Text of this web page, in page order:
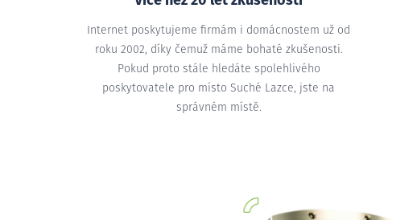
Internet poskytujeme firmám i domácnostem už od
roku 2002, díky čemuž máme bohaté zkušenosti.
Pokud proto stále hledáte spolehlivého
poskytovatele pro místo Suché Lazce, jste na
správném místě.